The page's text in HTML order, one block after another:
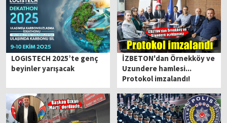
LOGISTECH 2025’te genç
beyinler yarışacak
İZBETON'dan Örnekköy ve
Uzundere hamlesi...
Protokol imzalandı!